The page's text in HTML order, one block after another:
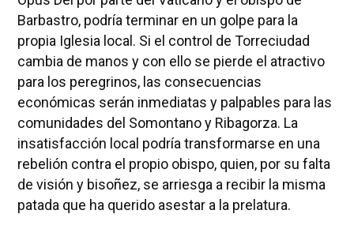
Barbastro, podría terminar en un golpe para la
propia Iglesia local. Si el control de Torreciudad
cambia de manos y con ello se pierde el atractivo
para los peregrinos, las consecuencias
económicas serán inmediatas y palpables para las
comunidades del Somontano y Ribagorza. La
insatisfacción local podría transformarse en una
rebelión contra el propio obispo, quien, por su falta
de visión y bisoñez, se arriesga a recibir la misma
patada que ha querido asestar a la prelatura.